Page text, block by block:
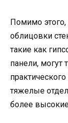
Помимо
облицовки
такие как
панели, могут
тяжелые
более